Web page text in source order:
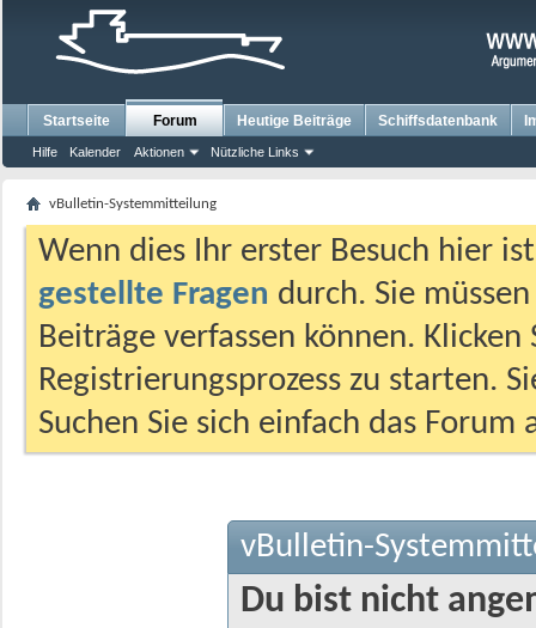
Startseite Forum
Hilfe Kalender Aktionen Nützliche Links
Heutige Beiträge Schiffsdatenbank
vBulletin-Systemmitteilung
Wenn dies Ihr erster Besuch hier
gestellte Fragen durch. Sie
Beiträge verfassen können.
Registrierungsprozess zu starten.
Suchen Sie sich einfach das
vBulletin-
Du bist nicht